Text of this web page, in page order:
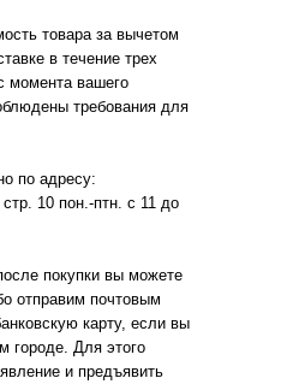
товара за вычетом
в течение трех
момента вашего
требования для
по адресу:
10 пон.-птн. с 11 до
покупки вы можете
отправим почтовым
карту, если вы
городе. Для этого
и предъявить